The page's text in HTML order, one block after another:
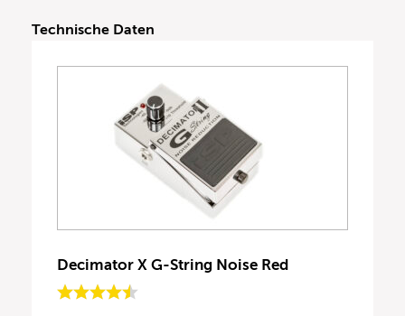
Technische Daten
Decimator X G-String Noise Red